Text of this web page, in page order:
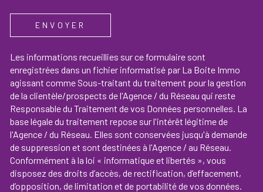
ENVOYER
Les informations recueillies sur ce formulaire sont
enregistrées dans un fichier informatisé par La Boite Immo
agissant comme Sous-traitant du traitement pour la gestion
de la clientèle/prospects de l'Agence / du Réseau qui reste
Responsable du Traitement de vos Données personnelles. La
base légale du traitement repose sur l'intérêt légitime de
l'Agence / du Réseau. Elles sont conservées jusqu'à demande
de suppression et sont destinées à l'Agence / au Réseau.
Conformément à la loi « informatique et libertés », vous
disposez des droits d’accès, de rectification, d’effacement,
d’opposition, de limitation et de portabilité de vos données.